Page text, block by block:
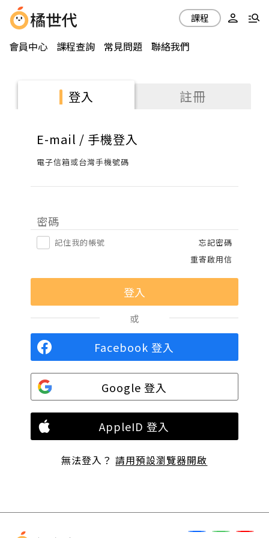
會員中心 課程查詢 常見問題 聯絡我們
課程
登入 註冊
E-mail / 手機登入
電子信箱或台灣手機號碼
密碼
記住我的帳號
忘記密碼
重寄啟用信
或
Facebook 登入
Google 登入
AppleID 登入
無法登入？請用預設瀏覽器開啟